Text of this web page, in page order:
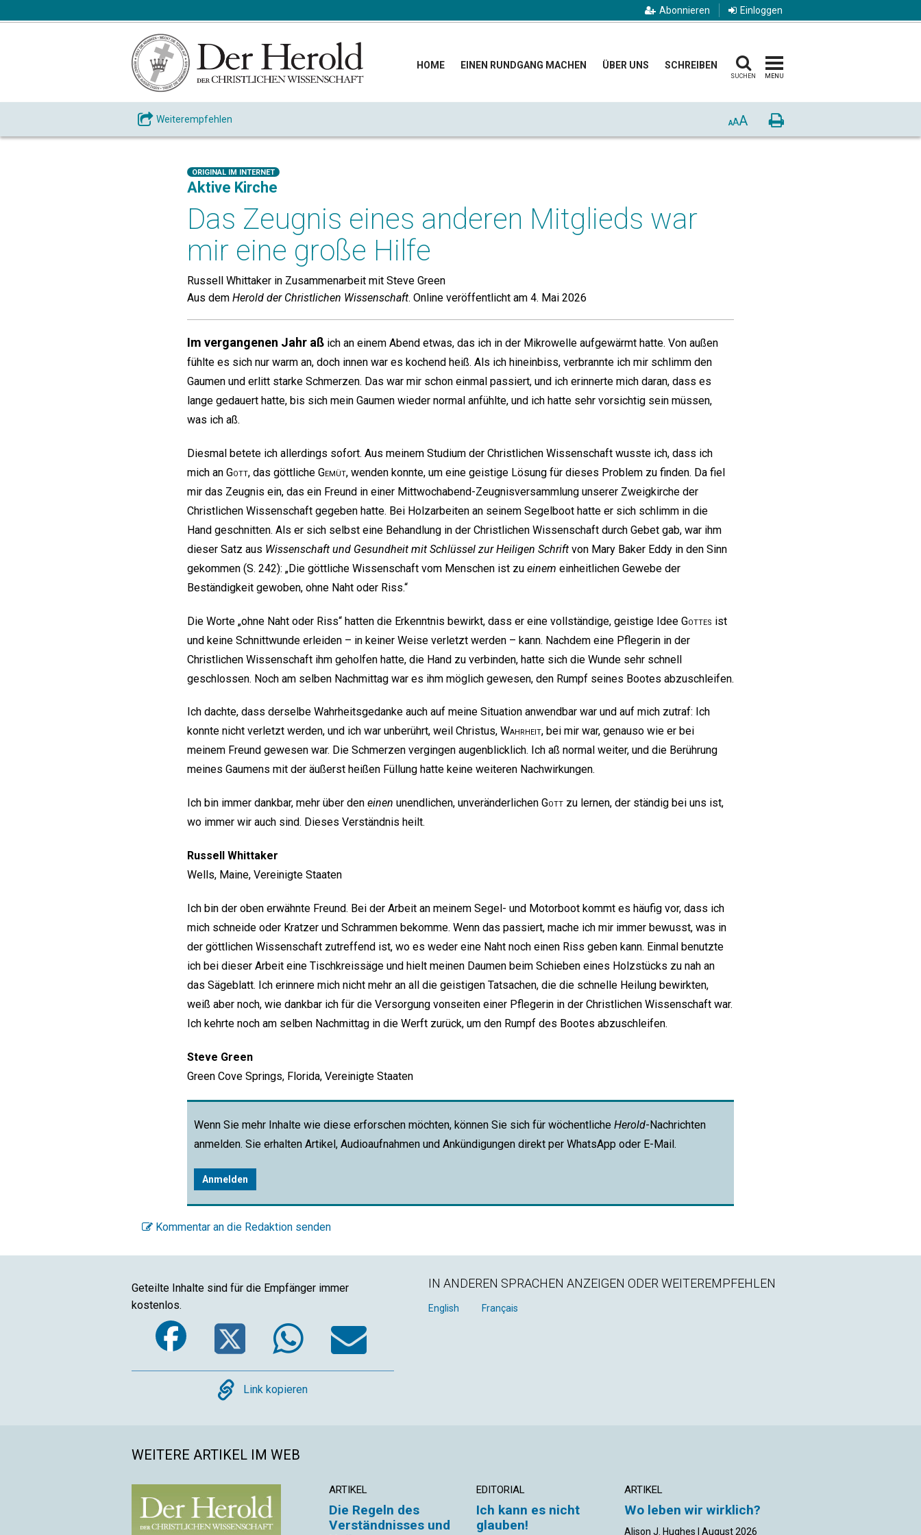
Abonnieren Einloggen
HOME EINEN RUNDGANG MACHEN ÜBER UNS SCHREIBEN
SUCHEN MENU
Weiterempfehlen AAA Drucken
ORIGINAL IM INTERNET
Aktive Kirche
Das Zeugnis eines anderen Mitglieds war
mir eine große Hilfe
Russell Whittaker in Zusammenarbeit mit Steve Green
Aus dem Herold der Christlichen Wissenschaft. Online veröffentlicht am 4. Mai 2026
Im vergangenen Jahr aß ich an einem Abend etwas, das ich in der Mikrowelle aufgewärmt hatte. Von außen
fühlte es sich nur warm an, doch innen war es kochend heiß. Als ich hineinbiss, verbrannte ich mir schlimm den
Gaumen und erlitt starke Schmerzen. Das war mir schon einmal passiert, und ich erinnerte mich daran, dass es
lange gedauert hatte, bis sich mein Gaumen wieder normal anfühlte, und ich hatte sehr vorsichtig sein müssen,
was ich aß.
Diesmal betete ich allerdings sofort. Aus meinem Studium der Christlichen Wissenschaft wusste ich, dass ich
mich an Gott, das göttliche Gemüt, wenden konnte, um eine geistige Lösung für dieses Problem zu finden. Da fiel
mir das Zeugnis ein, das ein Freund in einer Mittwochabend-Zeugnisversammlung unserer Zweigkirche der
Christlichen Wissenschaft gegeben hatte. Bei Holzarbeiten an seinem Segelboot hatte er sich schlimm in die
Hand geschnitten. Als er sich selbst eine Behandlung in der Christlichen Wissenschaft durch Gebet gab, war ihm
dieser Satz aus Wissenschaft und Gesundheit mit Schlüssel zur Heiligen Schrift von Mary Baker Eddy in den Sinn
gekommen (S. 242): „Die göttliche Wissenschaft vom Menschen ist zu einem einheitlichen Gewebe der
Beständigkeit gewoben, ohne Naht oder Riss.“
Die Worte „ohne Naht oder Riss“ hatten die Erkenntnis bewirkt, dass er eine vollständige, geistige Idee Gottes ist
und keine Schnittwunde erleiden – in keiner Weise verletzt werden – kann. Nachdem eine Pflegerin in der
Christlichen Wissenschaft ihm geholfen hatte, die Hand zu verbinden, hatte sich die Wunde sehr schnell
geschlossen. Noch am selben Nachmittag war es ihm möglich gewesen, den Rumpf seines Bootes abzuschleifen.
Ich dachte, dass derselbe Wahrheitsgedanke auch auf meine Situation anwendbar war und auf mich zutraf: Ich
konnte nicht verletzt werden, und ich war unberührt, weil Christus, Wahrheit, bei mir war, genauso wie er bei
meinem Freund gewesen war. Die Schmerzen vergingen augenblicklich. Ich aß normal weiter, und die Berührung
meines Gaumens mit der äußerst heißen Füllung hatte keine weiteren Nachwirkungen.
Ich bin immer dankbar, mehr über den einen unendlichen, unveränderlichen Gott zu lernen, der ständig bei uns ist,
wo immer wir auch sind. Dieses Verständnis heilt.
Russell Whittaker
Wells, Maine, Vereinigte Staaten
Ich bin der oben erwähnte Freund. Bei der Arbeit an meinem Segel- und Motorboot kommt es häufig vor, dass ich
mich schneide oder Kratzer und Schrammen bekomme. Wenn das passiert, mache ich mir immer bewusst, was in
der göttlichen Wissenschaft zutreffend ist, wo es weder eine Naht noch einen Riss geben kann. Einmal benutzte
ich bei dieser Arbeit eine Tischkreissäge und hielt meinen Daumen beim Schieben eines Holzstücks zu nah an
das Sägeblatt. Ich erinnere mich nicht mehr an all die geistigen Tatsachen, die die schnelle Heilung bewirkten,
weiß aber noch, wie dankbar ich für die Versorgung vonseiten einer Pflegerin in der Christlichen Wissenschaft war.
Ich kehrte noch am selben Nachmittag in die Werft zurück, um den Rumpf des Bootes abzuschleifen.
Steve Green
Green Cove Springs, Florida, Vereinigte Staaten
Wenn Sie mehr Inhalte wie diese erforschen möchten, können Sie sich für wöchentliche Herold-Nachrichten
anmelden. Sie erhalten Artikel, Audioaufnahmen und Ankündigungen direkt per WhatsApp oder E-Mail.
Anmelden
Kommentar an die Redaktion senden
Geteilte Inhalte sind für die Empfänger immer
kostenlos.
FacebookTwitterWhatsApp
Email
Copy
Link kopieren
IN ANDEREN SPRACHEN ANZEIGEN ODER WEITEREMPFEHLEN
English Français
WEITERE ARTIKEL IM WEB
ARTIKEL
Die Regeln des
Verständnisses und
EDITORIAL
Ich kann es nicht
glauben!
ARTIKEL
Wo leben wir wirklich?
Alison J. Hughes | August 2026